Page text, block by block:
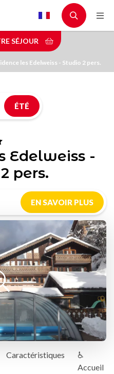
SÉJOUR
les Edelweiss - Studio 2 pers.
ÉTÉ
Edelweiss -
pers.
EN SAVOIR PLUS
Caractéristiques
♿
Accueil